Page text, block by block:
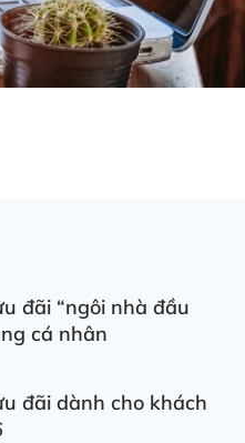
đãi “ngôi nhà đầu
cá nhân
đãi dành cho khách